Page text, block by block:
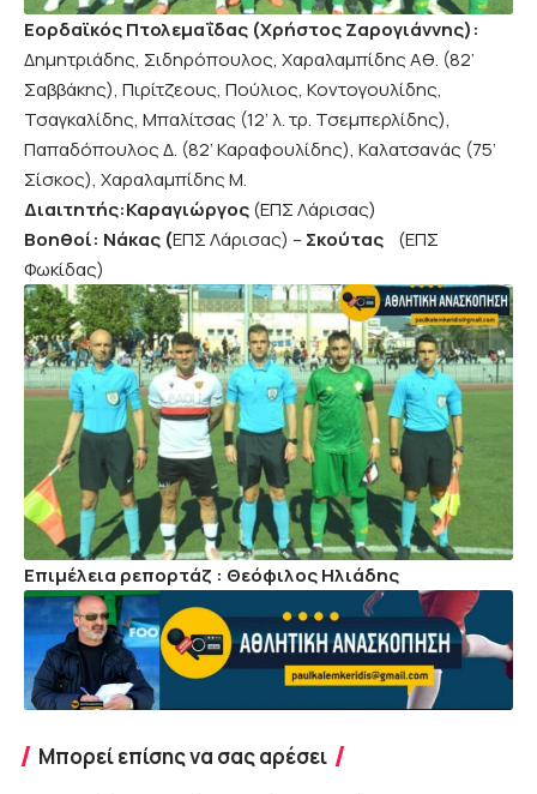
Εορδαϊκός Πτολεμαΐδας (Χρήστος Ζαρογιάννης):
Δημητριάδης, Σιδηρόπουλος, Χαραλαμπίδης Αθ. (82’
Σαββάκης), Πιρίτζεους, Πούλιος, Κοντογουλίδης,
Τσαγκαλίδης, Μπαλίτσας (12’ λ. τρ. Τσεμπερλίδης),
Παπαδόπουλος Δ. (82’ Καραφουλίδης), Καλατσανάς (75’
Σίσκος), Χαραλαμπίδης Μ.
Διαιτητής:Καραγιώργος(ΕΠΣ Λάρισας)
Βοηθοί: Νάκας (ΕΠΣ Λάρισας) –Σκούτας (ΕΠΣ
Φωκίδας)
Επιμέλεια ρεπορτάζ : Θεόφιλος Ηλιάδης
Μπορεί επίσης να σας αρέσει